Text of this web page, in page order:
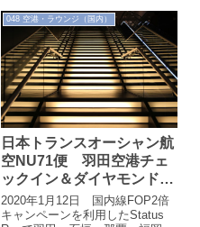
048 空港・ラウンジ（国内）
日本トランスオーシャン航
空NU71便 羽田空港チェ
ックイン＆ダイヤモンド・
プレミアラウンジ
（2020.1.12）
2020年1月12日 国内線FOP2倍
キャンペーンを利用したStatus